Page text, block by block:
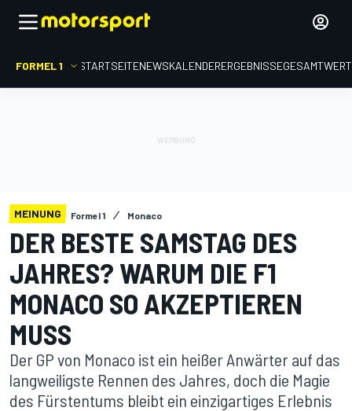
FORMEL 1 STARTSEITENEWSKALENDERERGEBNISSE
MEINUNG Formel 1 Monaco
DER BESTE SAMSTAG DES
JAHRES? WARUM DIE F1
MONACO SO AKZEPTIEREN
MUSS
Der GP von Monaco ist ein heißer Anwärter auf das
langweiligste Rennen des Jahres, doch die Magie
des Fürstentums bleibt ein einzigartiges Erlebnis